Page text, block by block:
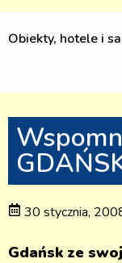
Obiekty, hotele i
30 stycznia,
Gdańsk ze